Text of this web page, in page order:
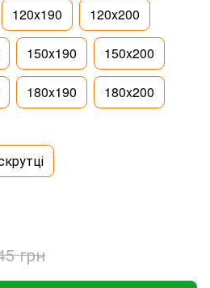
120x190 120x200
150x190 150x200
180x190 180x200
грн